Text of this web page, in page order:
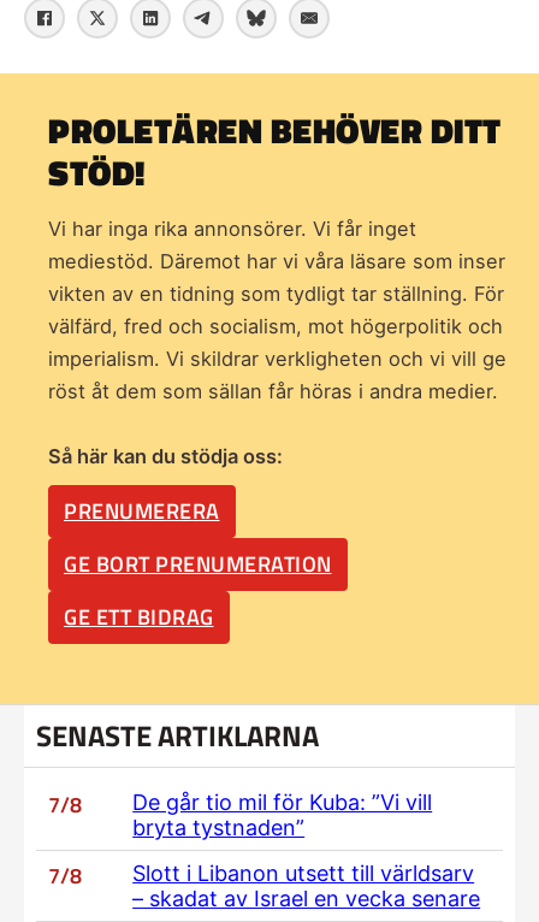
PROLETÄREN BEHÖVER DITT
STÖD!
Vi har inga rika annonsörer. Vi får inget
mediestöd. Däremot har vi våra läsare som inser
vikten av en tidning som tydligt tar ställning. För
välfärd, fred och socialism, mot högerpolitik och
imperialism. Vi skildrar verkligheten och vi vill ge
röst åt dem som sällan får höras i andra medier.
Så här kan du stödja oss:
PRENUMERERA
GE BORT PRENUMERATION
GE ETT BIDRAG
SENASTE ARTIKLARNA
7/8
De går tio mil för Kuba: ”Vi vill
bryta tystnaden”
7/8
Slott i Libanon utsett till världsarv
– skadat av Israel en vecka senare